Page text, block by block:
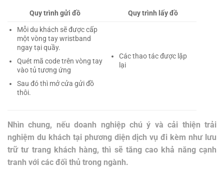
Quy trình gửi đồ
Quy trình lấy đồ
Mỗi du khách sẽ được cấp
một vòng tay wristband
ngay tại quầy.
Quét mã code trên vòng tay
vào tủ tương ứng
Sau đó thì mở cửa gửi đồ
thôi.
Các thao tác được lặp
lại
Nhìn chung, nếu doanh nghiệp chú ý và cải thiện trải
nghiệm du khách tại phương diện dịch vụ đi kèm như lưu
trữ tư trang khách hàng, thì sẽ tăng cao khả năng cạnh
tranh với các đối thủ trong ngành.